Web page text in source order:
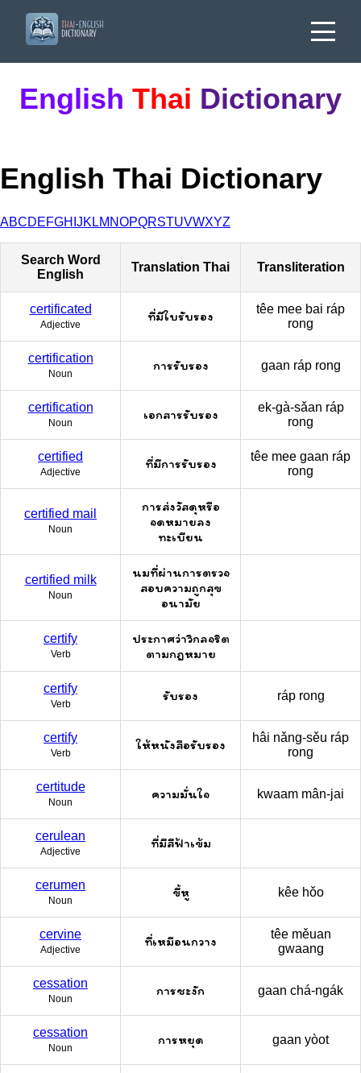
English Thai Dictionary
English Thai Dictionary
ABCDEFGH JK LM NOPQRSTUVWXYZ
Search Word
English
Translation Thai Transliteration
certificated
Adjective
ที่มีใบรับรอง
têe mee bai ráp
rong
certification
Noun
การรับรอง gaan ráp rong
certification
Noun
เอกสารรับรอง
ek-gà-sǎan ráp
rong
certified
Adjective
ที่มีการรับรอง
têe mee gaan ráp
rong
certified mail
Noun
การส่งวัสดุหรือ
จดหมายลง
ทะเบียน
certified milk
Noun
นมที่ผ่านการตรวจ
สอบความถูกสุข
อนามัย
certify
Verb
ประกาศว่าวิกลจริต
ตามกฎหมาย
certify
Verb
รับรอง ráp rong
certify
Verb
ให้หนังสือรับรอง
hâi nǎng-sěu ráp
rong
certitude
Noun
ความมั่นใจ kwaam mân-jai
cerulean
Adjective
ที่มีสีฟ้าเข้ม
cerumen
Noun
ขี้หู kêe hǒo
cervine
Adjective
ที่เหมือนกวาง
têe měuan
gwaang
cessation
Noun
การชะงัก gaan chá-ngák
cessation
Noun
การหยุด gaan yòot